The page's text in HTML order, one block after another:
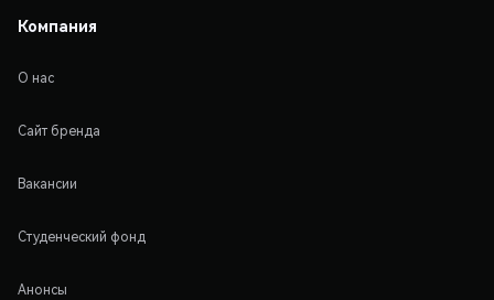
Компания
О нас
Сайт бренда
Вакансии
Студенческий фонд
Анонсы